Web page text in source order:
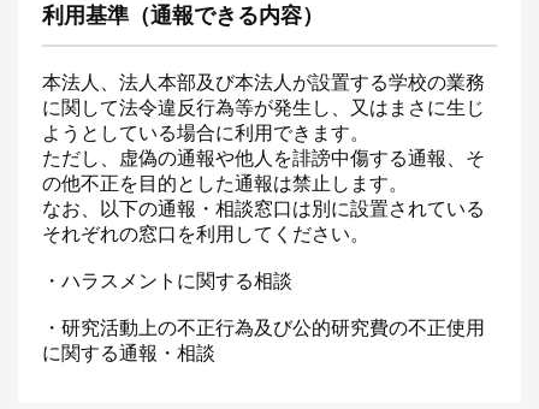
利用基準（通報できる内容）
本法人、法人本部及び本法人が設置する学校の業務
に関して法令違反行為等が発生し、又はまさに生じ
ようとしている場合に利用できます。
ただし、虚偽の通報や他人を誹謗中傷する通報、そ
の他不正を目的とした通報は禁止します。
なお、以下の通報・相談窓口は別に設置されている
それぞれの窓口を利用してください。
・ハラスメントに関する相談
・研究活動上の不正行為及び公的研究費の不正使用
に関する通報・相談